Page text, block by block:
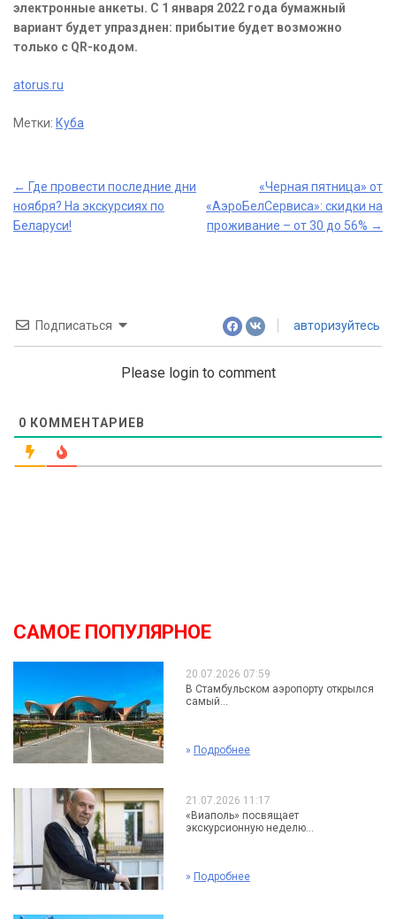
электронные анкеты. С 1 января 2022 года бумажный
вариант будет упразднен: прибытие будет возможно
только с QR-кодом.
atorus.ru
Метки: Куба
Post
navigation
← Где провести последние дни
ноября? На экскурсиях по
Беларуси!
«Черная пятница» от
«АэроБелСервиса»: скидки на
проживание – от 30 до 56% →
Подписаться авторизуйтесь
Please login to comment
0 КОММЕНТАРИЕВ
САМОЕ ПОПУЛЯРНОЕ
20.07.2026 07:59
В Стамбульском аэропорту открылся
самый...
» Подробнее
21.07.2026 11:17
«Виаполь» посвящает
экскурсионную неделю...
» Подробнее